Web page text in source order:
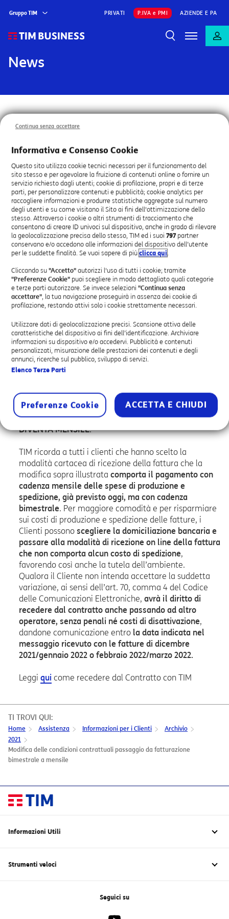
Gruppo TIM PRIVATI P.IVA e PMI AZIENDE E PA
News
Comunicazione importante: Modifica
passaggio da fatturazione
bimestrale a mensile, a partire dal 1°
Marzo 2022
A partire dal1° Marzo 2022, al fine di garantire un
miglior controllo della spesa e rendere la lettura della
rendicontazione dei costi più chiara e semplice,la
cadenza di fatturazione passerà da bimestrale a
mensile. Il passaggio ad una cadenza di fatturazione
mensilesarà attuato progressivamente, per gruppi di
clienti in funzione degli specifici lotti di fatturazione, a
partire dalla data sopra indicata esi concluderà entro
Tutti i Clienti interessati riceveranno specifica
comunicazione nel periodo che intercorre tra
dicembre 2021 e marzo 2022. Sarà cura di TIM, inoltre,
ricordare ai propri Clienti l’avvenuto passaggio alla
fatturazione mensile, tramite la pubblicazione di un
Per maggiori informazioni sulle date di passaggio, vai
suArea Clienti TIM BUSINESSnella sezione «Offerte
per te» e clicca sul bannerLA FATTURA DI TIM
DIVENTA MENSILE.
TIM ricorda a tutti i clienti che hanno scelto la
modalità cartacea di ricezione della fattura che la
modifica sopra illustratacomporta il pagamento con
cadenza mensile delle spese di produzione e
spedizione, già previsto oggi, ma con cadenza
bimestrale. Per maggiore comodità e per risparmiare
sui costi di produzione e spedizione delle fatture, i
Clienti possonoscegliere la domiciliazione bancaria e
passare alla modalità di ricezione on line della fattura
che non comporta alcun costo di spedizione,
favorendo così anche la tutela dell’ambiente.
Qualora il Cliente non intenda accettare la suddetta
variazione, ai sensi dell’art. 70, comma 4 del Codice
delle Comunicazioni Elettroniche,avrà il diritto di
recedere dal contratto anche passando ad altro
operatore, senza penali né costi di disattivazione,
dandone comunicazione entro la data indicata nel
messaggio ricevuto con le fatture di dicembre
2021/gennaio 2022 o febbraio 2022/marzo 2022.
Leggiqui come recedere dal Contratto con TIM
TI TROVI QUI:
Home Assistenza Informazioni per i Clienti
Archivio
2021
Modifica delle condizioni contrattuali passaggio da fatturazione
bimestrale a mensile
Informazioni Utili
Rimborsi fatturazione 28 giorni clienti rete fissa
Carta dei Servizi
Strumenti veloci
Seguici su
Informativa e Consenso Cookie
Questo sito utilizza cookie tecnici necessari per il funzionamento del
sito stesso e per agevolare la fruizione di contenuti online o fornire un
servizio richiesto dagli utenti; cookie di profilazione, propri e di terze
parti, per personalizzare contenuti e pubblicità; cookie analytics per
raccogliere informazioni e produrre statistiche aggregate sul numero
degli utenti e su come visitano il Sito ai fini dell'ottimizzazione dello
stesso. Attraverso i cookie o altri strumenti di tracciamento che
consentono di creare ID univoci sul dispositivo, anche in grado di rilevare
la geolocalizzazione precisa dello stesso, TIM ed i suoi 797partner
conservano e/o accedono alle informazioni del dispositivo dell’utente
per le suddette finalità. Se vuoi sapere di più clicca qui.
Cliccando su "Accetto" autorizzi l'uso di tutti i cookie; tramite
"Preferenze Cookie" puoi scegliere in modo dettagliato quali categorie
e terze parti autorizzare. Se invece selezioni "Continua senza
accettare", la tua navigazione proseguirà in assenza dei cookie di
profilazione, restando attivi solo i cookie strettamente necessari.
Utilizzare dati di geolocalizzazione precisi. Scansione attiva delle
caratteristiche del dispositivo ai fini dell’identificazione. Archiviare
informazioni su dispositivo e/o accedervi. Pubblicità e contenuti
personalizzati, misurazione delle prestazioni dei contenuti e degli
annunci, ricerche sul pubblico, sviluppo di servizi.
Elenco Terze Parti
Preferenze Cookie ACCETTA E CHIUDI
Continua senza accettare